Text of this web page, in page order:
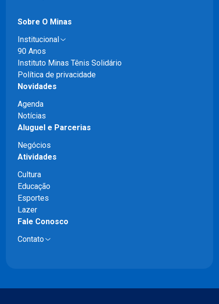
Sobre O Minas
Institucional
90 Anos
Instituto Minas Tênis Solidário
Política de privacidade
Novidades
Agenda
Notícias
Aluguel e Parcerias
Negócios
Atividades
Cultura
Educação
Esportes
Lazer
Fale Conosco
Contato